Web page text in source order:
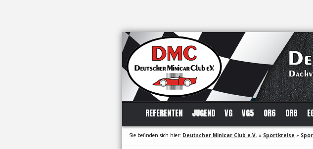
REFERENTEN JUGEND VG VG5 OR6 OR8
Sie befinden sich hier: Deutscher Minicar Club e.V. » Sportkreise »